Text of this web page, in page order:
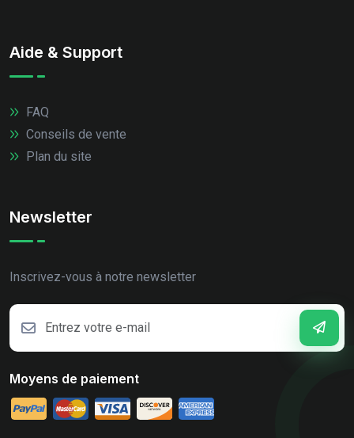
Aide & Support
FAQ
Conseils de vente
Plan du site
Newsletter
Inscrivez-vous à notre newsletter
Moyens de paiement